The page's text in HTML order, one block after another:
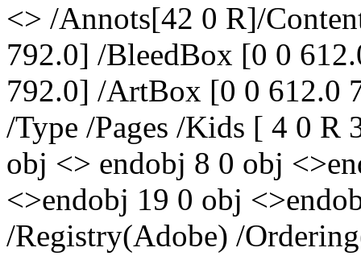
<> /Annots[42 0 R]/
792.0] /BleedBox [0 0
792.0] /ArtBox [0 0 612.0
/Type /Pages /Kids [ 4 0 R
obj <> endobj 8 0 obj
<>endobj 19 0 obj
/Registry(Adobe) /